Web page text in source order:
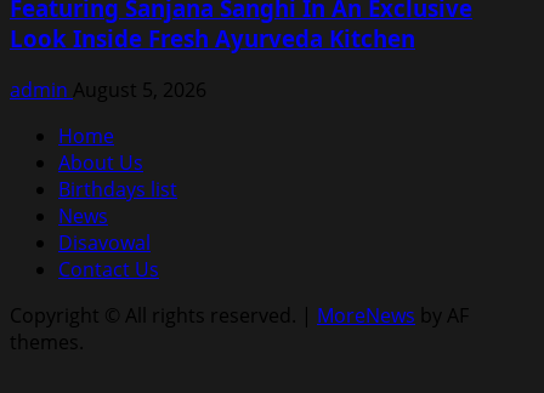
Featuring Sanjana Sanghi In An Exclusive
Look Inside Fresh Ayurveda Kitchen
admin August 5, 2026
Home
About Us
Birthdays list
News
Disavowal
Contact Us
Copyright © All rights reserved. | MoreNews by AF
themes.